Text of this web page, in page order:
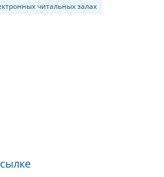
читальных залах